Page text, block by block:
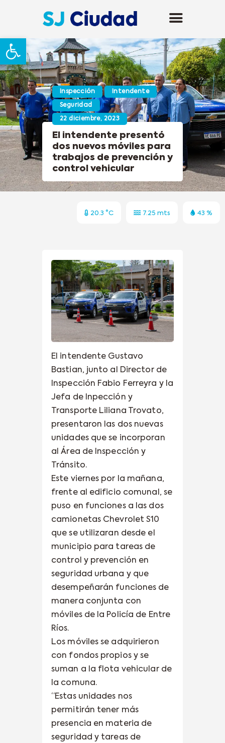
Abrir barra de herramientas
Inspección Intendente
Seguridad
22 diciembre, 2023
El intendente presentó
dos nuevos móviles para
trabajos de prevención y
control vehicular
20.3 °C 7.25 mts 43 %
El intendente Gustavo
Bastian, junto al Director de
Inspección Fabio Ferreyra y la
Jefa de Inpección y
Transporte Liliana Trovato,
presentaron las dos nuevas
unidades que se incorporan
al Área de Inspección y
Tránsito.
Este viernes por la mañana,
frente al edificio comunal, se
puso en funciones a las dos
camionetas Chevrolet S10
que se utilizaran desde el
municipio para tareas de
control y prevención en
seguridad urbana y que
desempeñarán funciones de
manera conjunta con
móviles de la Policía de Entre
Ríos.
Los móviles se adquirieron
con fondos propios y se
suman a la flota vehicular de
la comuna.
“Estas unidades nos
permitirán tener más
presencia en materia de
seguridad y tareas de